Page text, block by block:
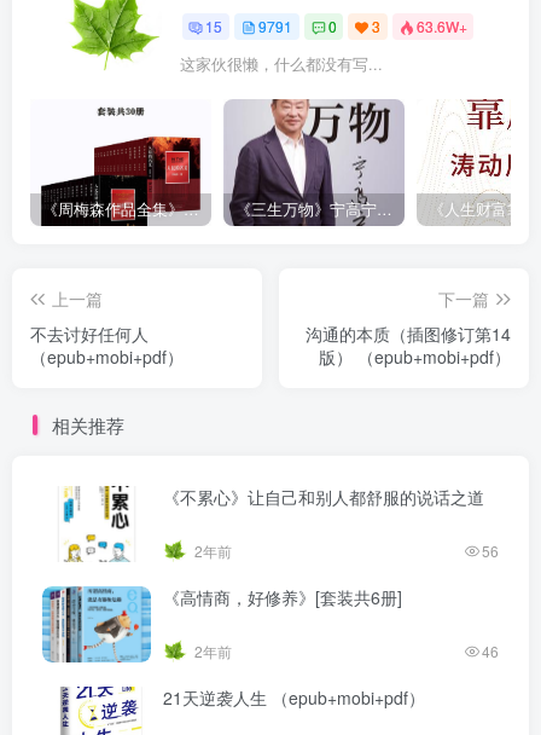
15 9791 0 3 63.6W+
这家伙很懒，什么都没有写...
《周梅森作品全集》[共30册] 《三生万物》宁高宁（epub+mobi+azw3+pdf）
上一篇
不去讨好任何人
（epub+mobi+pdf）
下一篇
沟通的本质（插图修订第14
版） （epub+mobi+pdf）
相关推荐
《不累心》让自己和别人都舒服的说话之道
2年前 56
《高情商，好修养》[套装共6册]
2年前 46
21天逆袭人生 （epub+mobi+pdf）